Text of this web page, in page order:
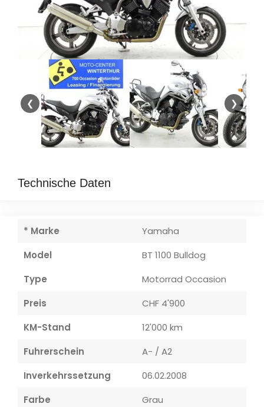
❮ ❯
Technische Daten
* Marke
Yamaha
Model
BT 1100 Bulldog
Type
Motorrad Occasion
Preis
CHF 4'900
KM-Stand
12'000 km
Fuhrerschein
A- / A2
Inverkehrssetzung
06.02.2008
Farbe
Grau